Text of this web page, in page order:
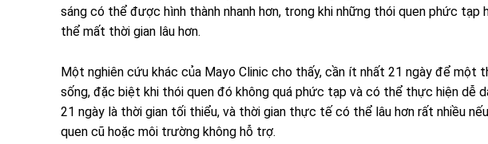
sáng có thể được hình thành nhanh hơn, trong khi những thói quen phức
thể mất thời gian lâu hơn.
Một nghiên cứu khác của Mayo Clinic cho thấy, cần ít nhất 21 ngày để một
sống, đặc biệt khi thói quen đó không quá phức tạp và có thể thực hiện dễ
21 ngày là thời gian tối thiểu, và thời gian thực tế có thể lâu hơn rất nhiều
quen cũ hoặc môi trường không hỗ trợ.